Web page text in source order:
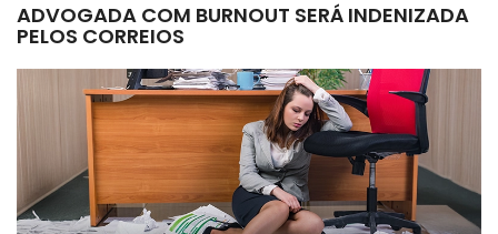
ADVOGADA COM BURNOUT SERÁ INDENIZADA
PELOS CORREIOS